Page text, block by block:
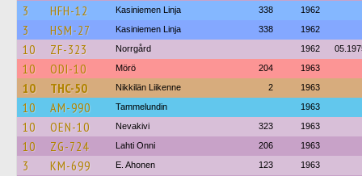
3 HFH-12 Kasiniemen Linja 338 1962
3 HSM-27 Kasiniemen Linja 338 1962
10 ZF-323 Norrgård 1962
10 ODI-10 Mörö 204 1963
10 THC-50 Nikkilän Liikenne 2 1963
10 AM-990 Tammelundin 1963
10 OEN-10 Nevakivi 323 1963
10 ZG-724 Lahti Onni 206 1963
3 KM-699 E. Ahonen 123 1963